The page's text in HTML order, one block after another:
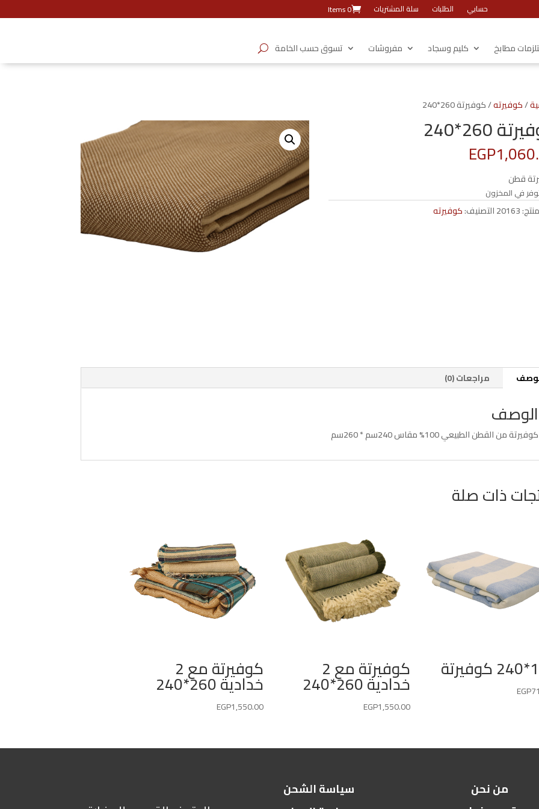
حسابي الطلبات سلة المشتريات 0 Items
مطابخ كليم وسجاد مفروشات تسوق حسب الخامة
/كوفيرته/ كوفيرتة 260*240
260*240
EGP
قطن
في المخزون
20163التصنيف:كوفيرته
مراجعات (0)
الوصف
كوفيرتة من القطن الطبيعي 100% مقاس 240سم * 260سم
ذات صلة
EGP
كوفيرتة مع 2
خدادية 260*240
EGP1,550.00
كوفيرتة مع 2
خدادية 260*240
EGP1,550.00
سياسة الشحن
من نحن